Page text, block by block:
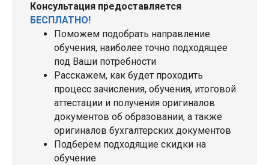
Консультация предоставляется
БЕСПЛАТНО!
Поможем подобрать направление
обучения, наиболее точно подходящее
под Ваши потребности
Расскажем, как будет проходить
процесс зачисления, обучения, итоговой
аттестации и получения оригиналов
документов об образовании, а также
оригиналов бухгалтерских документов
Подберем подходящие скидки на
обучение